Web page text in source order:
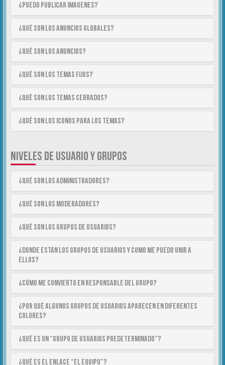
¿Puedo publicar imagenes?
¿Qué son los anuncios globales?
¿Qué son los anuncios?
¿Qué son los temas fijos?
¿Qué son los temas cerrados?
¿Qué son los iconos para los temas?
NIVELES DE USUARIO Y GRUPOS
¿Qué son los Administradores?
¿Qué son los Moderadores?
¿Qué son los Grupos de Usuarios?
¿Donde están los Grupos de Usuarios y como me puedo unir a
ellos?
¿Cómo me convierto en Responsable del Grupo?
¿Por qué algunos Grupos de Usuarios aparecen en diferentes
colores?
¿Qué es un “Grupo de Usuarios predeterminado”?
¿Qué es el enlace “El equipo”?